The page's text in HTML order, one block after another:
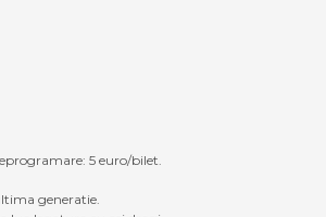
5 euro/bilet.
generatie.